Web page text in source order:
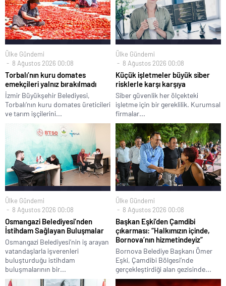
Ülke Gündemi
8 Ağustos 2026 00:08
Torbalı’nın kuru domates
emekçileri yalnız bırakılmadı
İzmir Büyükşehir Belediyesi,
Torbalı’nın kuru domates üreticileri
ve tarım işçilerini...
Ülke Gündemi
8 Ağustos 2026 00:08
Küçük işletmeler büyük siber
risklerle karşı karşıya
Siber güvenlik her ölçekteki
işletme için bir gereklilik. Kurumsal
firmalar...
Ülke Gündemi
8 Ağustos 2026 00:08
Osmangazi Belediyesi’nden
İstihdam Sağlayan Buluşmalar
Osmangazi Belediyesi’nin iş arayan
vatandaşlarla işverenleri
buluşturduğu istihdam
buluşmalarının bir...
Ülke Gündemi
8 Ağustos 2026 00:08
Başkan Eşki’den Çamdibi
çıkarması: “Halkımızın içinde,
Bornova’nın hizmetindeyiz”
Bornova Belediye Başkanı Ömer
Eşki, Çamdibi Bölgesi’nde
gerçekleştirdiği alan gezisinde...